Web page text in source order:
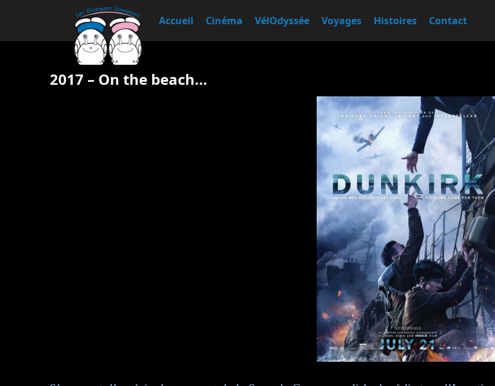
Accueil Cinéma VélOdyssée Voyages Histoires Contact
2017 – On the beach…